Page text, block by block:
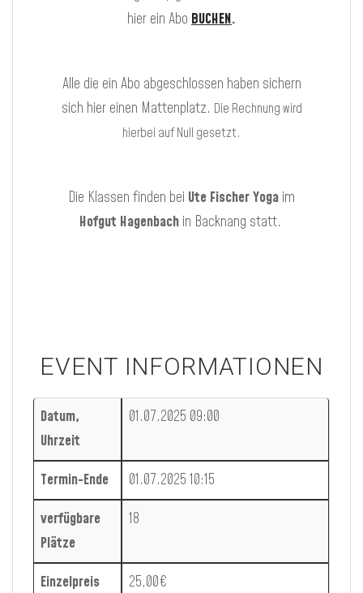
hier ein Abo BUCHEN.
Alle die ein Abo abgeschlossen haben sichern
sich hier einen Mattenplatz. Die Rechnung wird
hierbei auf Null gesetzt.
Die Klassen finden bei Ute Fischer Yoga im
Hofgut Hagenbach in Backnang statt.
EVENT INFORMATIONEN
Datum,
Uhrzeit
01.07.2025 09:00
Termin-Ende
01.07.2025 10:15
verfügbare
Plätze
18
Einzelpreis
25,00€